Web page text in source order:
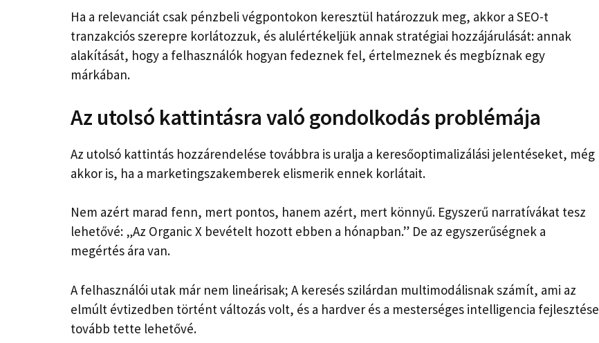
Ha a relevanciát csak pénzbeli végpontokon keresztül határozzuk meg, akkor a SEO-t
tranzakciós szerepre korlátozzuk, és alulértékeljük annak stratégiai hozzájárulását: annak
alakítását, hogy a felhasználók hogyan fedeznek fel, értelmeznek és megbíznak egy
márkában.
Az utolsó kattintásra való gondolkodás problémája
Az utolsó kattintás hozzárendelése továbbra is uralja a keresőoptimalizálási jelentéseket, még
akkor is, ha a marketingszakemberek elismerik ennek korlátait.
Nem azért marad fenn, mert pontos, hanem azért, mert könnyű. Egyszerű narratívákat tesz
lehetővé: „Az Organic X bevételt hozott ebben a hónapban.” De az egyszerűségnek a
megértés ára van.
A felhasználói utak már nem lineárisak; A keresés szilárdan multimodálisnak számít, ami az
elmúlt évtizedben történt változás volt, és a hardver és a mesterséges intelligencia fejlesztése
tovább tette lehetővé.